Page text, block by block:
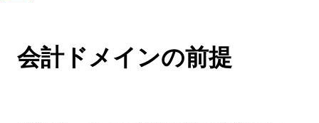
会計ドメインの前提